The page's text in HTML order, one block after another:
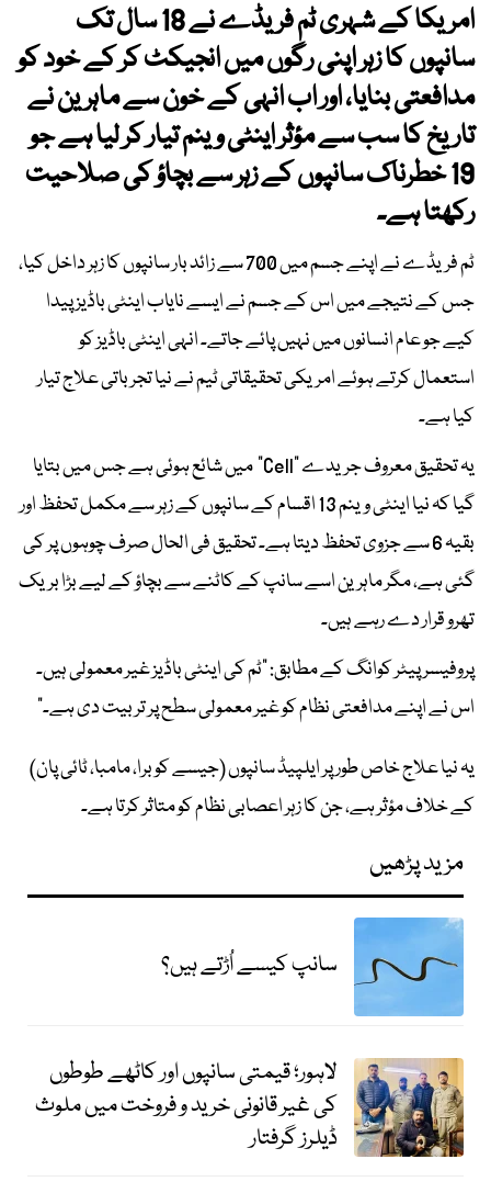
امریکا کے شہری ٹم فریڈے نے 18 سال تک
سانپوں کا زہر اپنی رگوں میں انجیکٹ کر کے خود کو
مدافعتی بنایا، اور اب انہی کے خون سے ماہرین نے
تاریخ کا سب سے مؤثر اینٹی وینم تیار کر لیا ہے جو
19 خطرناک سانپوں کے زہر سے بچاؤ کی صلاحیت
رکھتا ہے۔
ٹم فریڈے نے اپنے جسم میں 700 سے زائد بار سانپوں کا زہر داخل کیا،
جس کے نتیجے میں اس کے جسم نے ایسے نایاب اینٹی باڈیز پیدا
کیے جو عام انسانوں میں نہیں پائے جاتے۔ انہی اینٹی باڈیز کو
استعمال کرتے ہوئے امریکی تحقیقاتی ٹیم نے نیا تجرباتی علاج تیار
کیا ہے۔
یہ تحقیق معروف جریدے "Cell" میں شائع ہوئی ہے جس میں بتایا
گیا کہ نیا اینٹی وینم 13 اقسام کے سانپوں کے زہر سے مکمل تحفظ اور
بقیہ 6 سے جزوی تحفظ دیتا ہے۔ تحقیق فی الحال صرف چوہوں پر کی
گئی ہے، مگر ماہرین اسے سانپ کے کاٹنے سے بچاؤ کے لیے بڑا بریک
تھرو قرار دے رہے ہیں۔
پروفیسر پیٹر کوانگ کے مطابق: "ٹم کی اینٹی باڈیز غیر معمولی ہیں۔
اس نے اپنے مدافعتی نظام کو غیر معمولی سطح پر تربیت دی ہے۔"
یہ نیا علاج خاص طور پر ایلپیڈ سانپوں (جیسے کوبرا، مامبا، ٹائی پان)
کے خلاف مؤثر ہے، جن کا زہر اعصابی نظام کو متاثر کرتا ہے۔
مزید پڑھیں
سانپ کیسے اُڑتے ہیں؟
لاہور؛ قیمتی سانپوں اور کاٹھے طوطوں
کی غیر قانونی خرید و فروخت میں ملوث
ڈیلرز گرفتار